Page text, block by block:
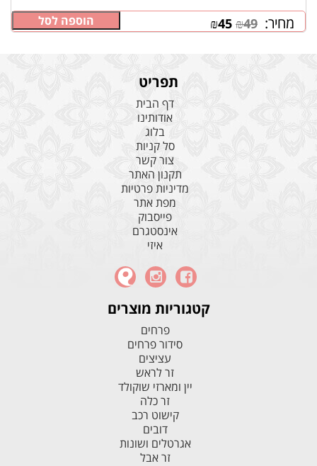
מחיר: ₪49
₪45 הוספה לסל
תפריט
דף הבית
אודותינו
בלוג
סל קניות
צור קשר
תקנון האתר
מדיניות פרטיות
מפת אתר
פייסבוק
אינסטגרם
איזי
קטגוריות מוצרים
פרחים
סידור פרחים
עציצים
זר לראש
יין ומארזי שוקולד
זר כלה
קישוט רכב
דובים
אגרטלים ושונות
זר אבל